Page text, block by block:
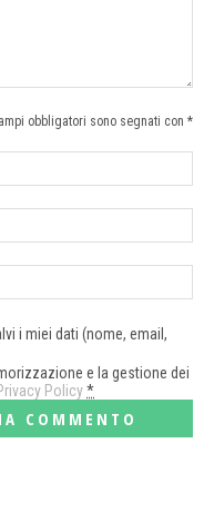
obbligatori sono segnati con *
i miei dati (nome, email,
e la gestione dei
Policy*